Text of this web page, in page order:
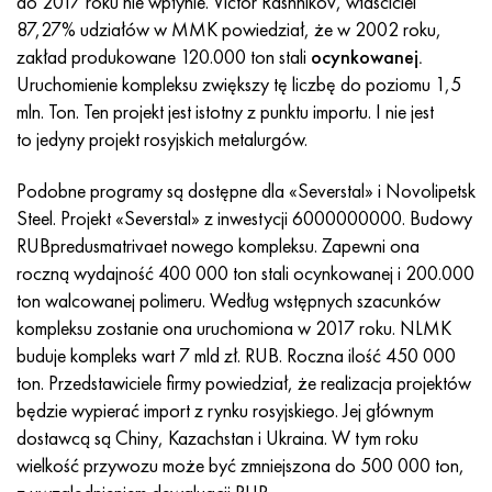
87,27% udziałów w MMK powiedział, że w 2002 roku,
zakład produkowane 120.000 ton stali ocynkowanej.
Uruchomienie kompleksu zwiększy tę liczbę do poziomu 1,5
mln. Ton. Ten projekt jest istotny z punktu importu. I nie jest
to jedyny projekt rosyjskich metalurgów.
Podobne programy są dostępne dla «Severstal» i Novolipetsk
Steel. Projekt «Severstal» z inwestycji 6000000000. Budowy
RUBpredusmatrivaet nowego kompleksu. Zapewni ona
roczną wydajność 400 000 ton stali ocynkowanej i 200.000
ton walcowanej polimeru. Według wstępnych szacunków
kompleksu zostanie ona uruchomiona w 2017 roku. NLMK
buduje kompleks wart 7 mld zł. RUB. Roczna ilość 450 000
ton. Przedstawiciele firmy powiedział, że realizacja projektów
będzie wypierać import z rynku rosyjskiego. Jej głównym
dostawcą są Chiny, Kazachstan i Ukraina. W tym roku
wielkość przywozu może być zmniejszona do 500 000 ton,
Incotherm
Incotest
Jette M152
marowanie 250
Rene 41
Marażowanie 300
Marażowanie 350
MP35N
47nd
47НХР
49KF
Stop 50N
Stop 50NP
50NHS
Stop 52N
52K12F
HN62VMYUT
HN62MVKYU
HN63MB
HN65VMTYU
KhN67MVTYu
KhN68VKTYU
KhN68VMTYUK-vd
HN70VMTYU
WT-35
PT-1M
PT-3V
2B
SPT-2 sv
AT3
3M
TL3
1.4466 - AISI 310MoLn
Stop Al6xn
15-7Ph® - 1.4532
1.4542 - 17-4Ph®
Custom 455® - 1.4543 - uns 45500
1.4545 - 15-5Ph®
1.4548 - 17-4Ph®
1.4550 - AISI 347
10X17H13M3T
10X18N18Yu4D
11X11N2V2MF
13H11N2V2MF
15x11mf
15х12vnmf
15Х12Н2MVFAB
15X16K5N2MVFAB
2,0872, CuNi10Fe1Mn, Cw352h
Silikonowy brąz aluminiowy
CW301G, C64200
C65500, CuAl11Fe3
C65620, CuSi3Fe2Zn3
C65100, CuSi1,5
Brąz cynowo-ołowiowy
c92200, CuSn6Zn4Pb2
Czerwony mosiądz
C84400, CuSn2ZnPb
C83600, CuSn5ZnPb
45G2, 45g2, AISI 1144
Stal konstrukcyjna stopowa
10g2, 10g2, AISI 1513
AC14, 11SMnPb30
20G, 20min5
20XH3A, AISI 4320, 20hn3a
20HM, 24CrMo5, 20hm
25KhGM, 20CrMo5, 1.7264
Р6М5, 1.3343, hs6-5-2, sw7m
Р6М5К5, 1.3243, hs6-5-2-5
R6M5F3, 1.3344, hs6-5-3
R12F3, 1.3318, sw12
P18, 1.3355, hs18-0-1, sw18
Stal węglowa
У10,1.1645, C105W1
11G12, 110G13L, X120Mn12